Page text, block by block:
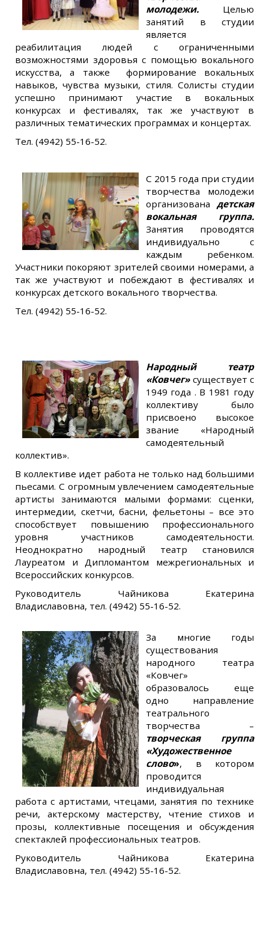
молодежи. Целью
занятий в студии
является
реабилитация людей с ограниченными
возможностями здоровья с помощью вокального
искусства, а также формирование вокальных
навыков, чувства музыки, стиля. Солисты студии
успешно принимают участие в вокальных
конкурсах и фестивалях, так же участвуют в
различных тематических программах и концертах.
Тел. (4942) 55-16-52.
С 2015 года при студии
творчества молодежи
организована детская
вокальная группа.
Занятия проводятся
индивидуально с
каждым ребенком.
Участники покоряют зрителей своими номерами, а
так же участвуют и побеждают в фестивалях и
конкурсах детского вокального творчества.
Тел. (4942) 55-16-52.
Народный театр
«Ковчег»существует с
1949 года . В 1981 году
коллективу было
присвоено высокое
звание «Народный
самодеятельный
коллектив».
В коллективе идет работа не только над большими
пьесами. С огромным увлечением самодеятельные
артисты занимаются малыми формами: сценки,
интермедии, скетчи, басни, фельетоны – все это
способствует повышению профессионального
уровня участников самодеятельности.
Неоднократно народный театр становился
Лауреатом и Дипломантом межрегиональных и
Всероссийских конкурсов.
Руководитель Чайникова Екатерина
Владиславовна, тел. (4942) 55-16-52.
За многие годы
существования
народного театра
«Ковчег»
образовалось еще
одно направление
театрального
творчества –
творческая
группа
«Художественное
слово», в котором
проводится
индивидуальная
работа с артистами, чтецами, занятия по технике
речи, актерскому мастерству, чтение стихов и
прозы, коллективные посещения и обсуждения
спектаклей профессиональных театров.
Руководитель Чайникова Екатерина
Владиславовна, тел. (4942) 55-16-52.